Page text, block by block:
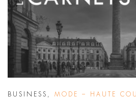
BUSINESS MODE – HAUTE